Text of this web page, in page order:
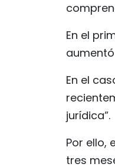
En el
En el
jurídica”.
Por ello,
tres